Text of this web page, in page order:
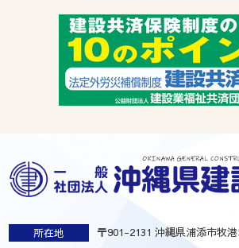
所在地 〒901-2131 沖縄県浦添市牧